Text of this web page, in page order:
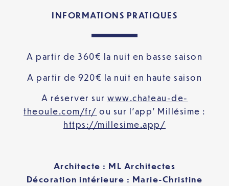
INFORMATIONS PRATIQUES
A partir de 360€ la nuit en basse saison
A partir de 920€ la nuit en haute saison
A réserver sur www.chateau-de-
theoule.com/fr/ ou sur l’app’ Millésime :
https://millesime.app/
Architecte : ML Architectes
Décoration intérieure : Marie-Christine